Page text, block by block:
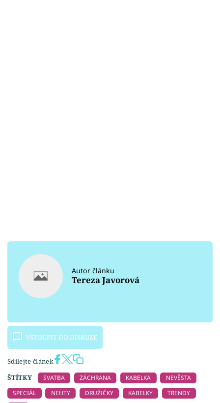
Autor článku
Tereza Javorová
VSTOUPIT DO DISKUZE
Sdílejte článek
ŠTÍTKY
SVATBA ZÁCHRANA KABELKA
NEVĚSTA
SPECIÁL
NEHTY DRUŽIČKY KABELKY
TRENDY